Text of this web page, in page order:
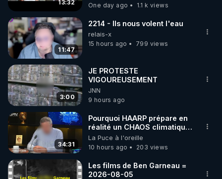
13:32
One day ago
1.1 k views
11:47
2214 - Ils nous volent l'eau
relais-x
15 hours ago
799 views
3:00
JE PROTESTE
VIGOUREUSEMENT
JNN
9 hours ago
34:31
Pourquoi HAARP prépare en
réalité un CHAOS climatique,
on répond
La Puce à l'oreille
10 hours ago
203 views
Les films de Ben Garneau =
2026-08-05